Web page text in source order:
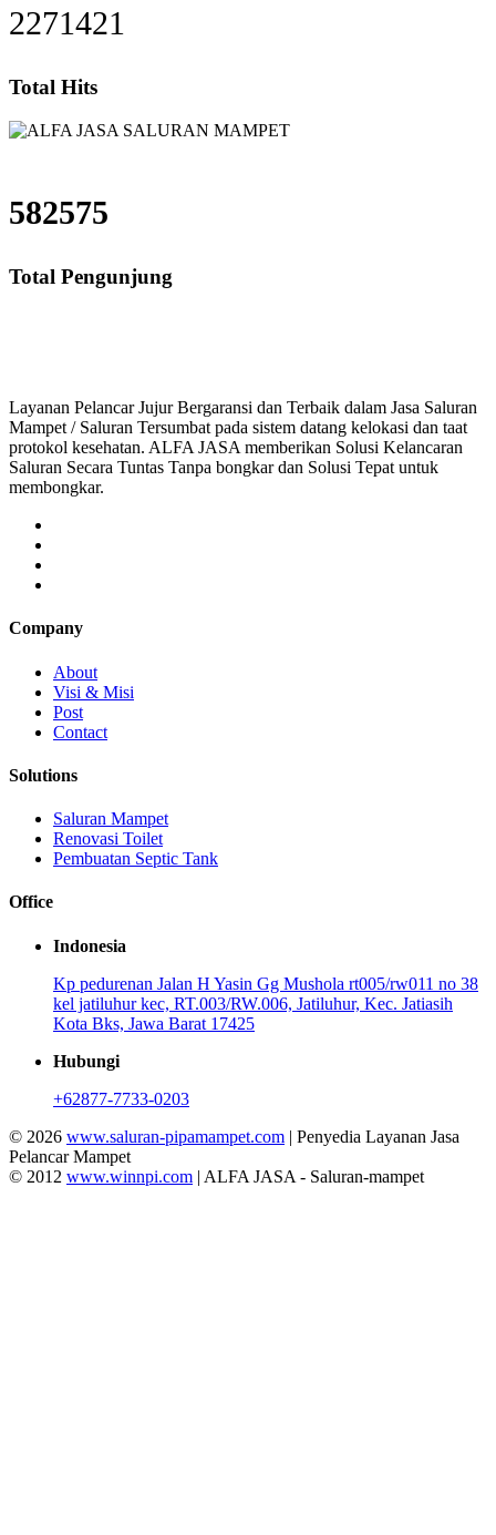
2271421
Total Hits
582575
Total Pengunjung
Layanan Pelancar Jujur Bergaransi dan Terbaik dalam Jasa Saluran
Mampet / Saluran Tersumbat pada sistem datang kelokasi dan taat
protokol kesehatan. ALFA JASA memberikan Solusi Kelancaran
Saluran Secara Tuntas Tanpa bongkar dan Solusi Tepat untuk
membongkar.
Company
About
Visi & Misi
Post
Contact
Solutions
Saluran Mampet
Renovasi Toilet
Pembuatan Septic Tank
Office
Indonesia
Kp pedurenan Jalan H Yasin Gg Mushola rt005/rw011 no 38
kel jatiluhur kec, RT.003/RW.006, Jatiluhur, Kec. Jatiasih
Kota Bks, Jawa Barat 17425
Hubungi
+62877-7733-0203
© 2026 www.saluran-pipamampet.com | Penyedia Layanan Jasa
Pelancar Mampet
© 2012 www.winnpi.com | ALFA JASA - Saluran-mampet